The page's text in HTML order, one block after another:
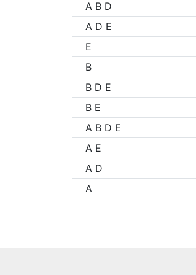
A B D
A D E
E
B
B D E
B E
A B D E
A E
A D
A